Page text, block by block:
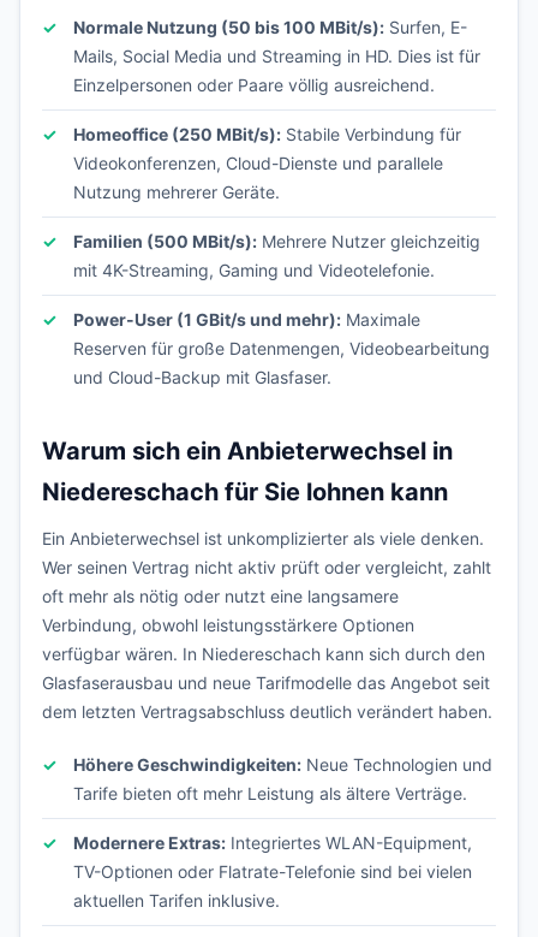
Normale Nutzung (50 bis 100 MBit/s): Surfen, E-
Mails, Social Media und Streaming in HD. Dies ist für
Einzelpersonen oder Paare völlig ausreichend.
Homeoffice (250 MBit/s): Stabile Verbindung für
Videokonferenzen, Cloud-Dienste und parallele
Nutzung mehrerer Geräte.
Familien (500 MBit/s): Mehrere Nutzer gleichzeitig
mit 4K-Streaming, Gaming und Videotelefonie.
Power-User (1 GBit/s und mehr): Maximale
Reserven für große Datenmengen, Videobearbeitung
und Cloud-Backup mit Glasfaser.
Warum sich ein Anbieterwechsel in
Niedereschach für Sie lohnen kann
Ein Anbieterwechsel ist unkomplizierter als viele denken.
Wer seinen Vertrag nicht aktiv prüft oder vergleicht, zahlt
oft mehr als nötig oder nutzt eine langsamere
Verbindung, obwohl leistungsstärkere Optionen
verfügbar wären. In Niedereschach kann sich durch den
Glasfaserausbau und neue Tarifmodelle das Angebot seit
dem letzten Vertragsabschluss deutlich verändert haben.
Höhere Geschwindigkeiten: Neue Technologien und
Tarife bieten oft mehr Leistung als ältere Verträge.
Modernere Extras: Integriertes WLAN-Equipment,
TV-Optionen oder Flatrate-Telefonie sind bei vielen
aktuellen Tarifen inklusive.